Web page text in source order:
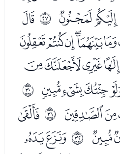
ﰚ ﮒ
ﰝ
ﰞ ﯕ
ﰟ ﯜﯝ